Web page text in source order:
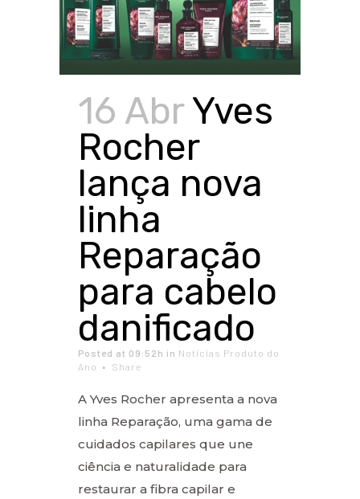
16 Abr Yves
Rocher
lança nova
linha
Reparação
para cabelo
danificado
Posted at 09:52h in Notícias Produto do
Ano
Share
A Yves Rocher apresenta a nova
linha Reparação, uma gama de
cuidados capilares que une
ciência e naturalidade para
restaurar a fibra capilar e